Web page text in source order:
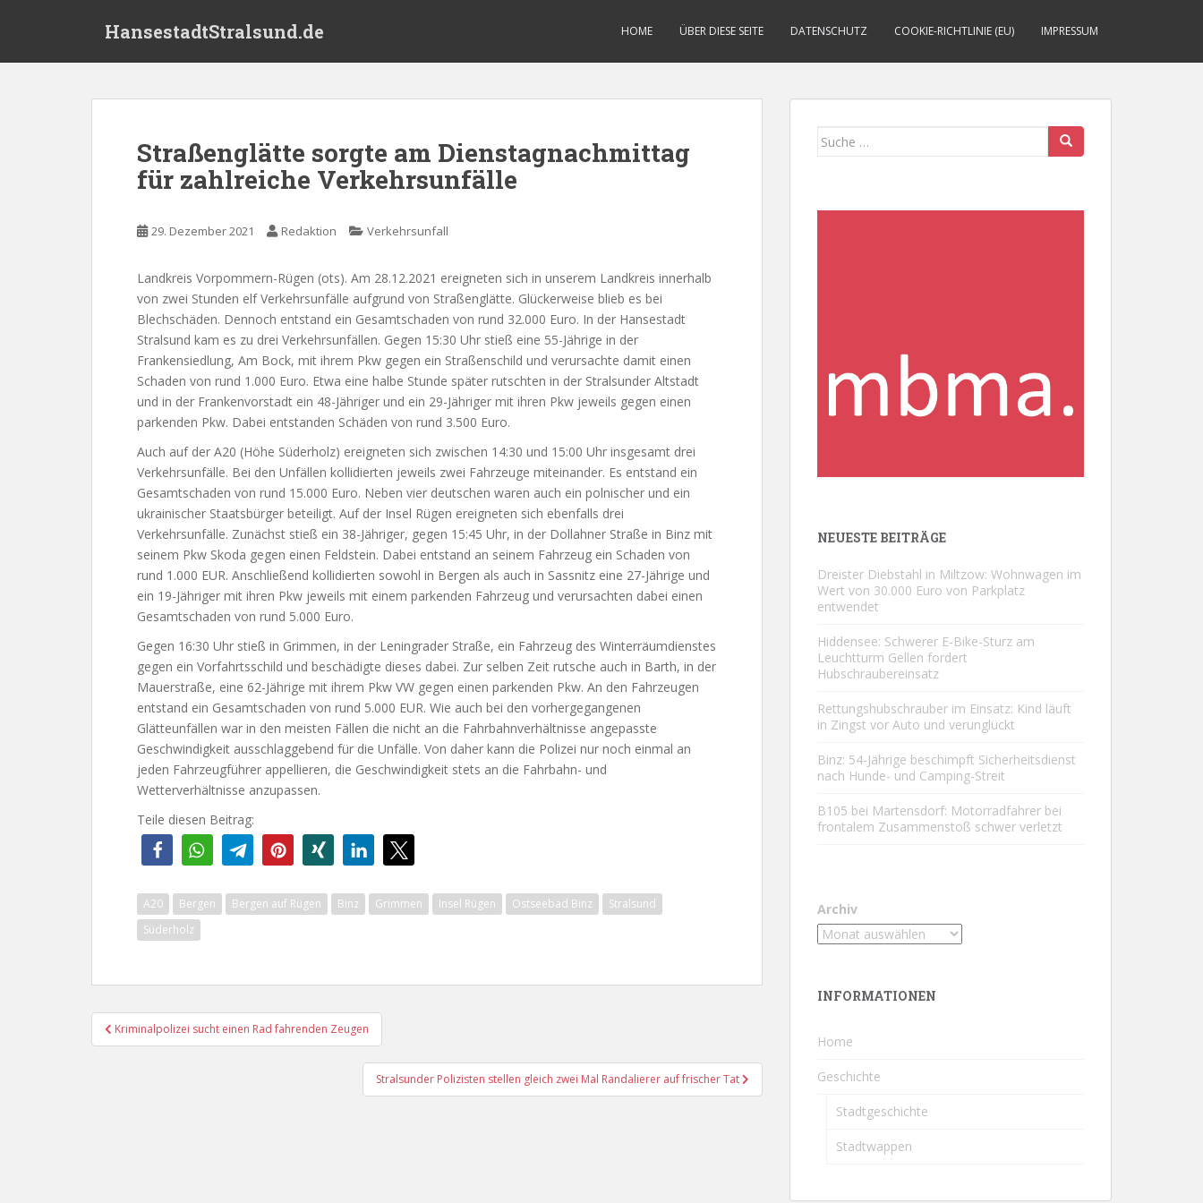
HansestadtStralsund.de HOME ÜBER DIESE SEITE DATENSCHUTZ COOKIE-RICHTLINIE (EU) IMPRESSUM
Straßenglätte sorgte am Dienstagnachmittag
für zahlreiche Verkehrsunfälle
29. Dezember 2021 Redaktion Verkehrsunfall
Landkreis Vorpommern-Rügen (ots). Am 28.12.2021 ereigneten sich in unserem Landkreis innerhalb
von zwei Stunden elf Verkehrsunfälle aufgrund von Straßenglätte. Glückerweise blieb es bei
Blechschäden. Dennoch entstand ein Gesamtschaden von rund 32.000 Euro. In der Hansestadt
Stralsund kam es zu drei Verkehrsunfällen. Gegen 15:30 Uhr stieß eine 55-Jährige in der
Frankensiedlung, Am Bock, mit ihrem Pkw gegen ein Straßenschild und verursachte damit einen
Schaden von rund 1.000 Euro. Etwa eine halbe Stunde später rutschten in der Stralsunder Altstadt
und in der Frankenvorstadt ein 48-Jähriger und ein 29-Jähriger mit ihren Pkw jeweils gegen einen
parkenden Pkw. Dabei entstanden Schäden von rund 3.500 Euro.
Auch auf der A20 (Höhe Süderholz) ereigneten sich zwischen 14:30 und 15:00 Uhr insgesamt drei
Verkehrsunfälle. Bei den Unfällen kollidierten jeweils zwei Fahrzeuge miteinander. Es entstand ein
Gesamtschaden von rund 15.000 Euro. Neben vier deutschen waren auch ein polnischer und ein
ukrainischer Staatsbürger beteiligt. Auf der Insel Rügen ereigneten sich ebenfalls drei
Verkehrsunfälle. Zunächst stieß ein 38-Jähriger, gegen 15:45 Uhr, in der Dollahner Straße in Binz mit
seinem Pkw Skoda gegen einen Feldstein. Dabei entstand an seinem Fahrzeug ein Schaden von
rund 1.000 EUR. Anschließend kollidierten sowohl in Bergen als auch in Sassnitz eine 27-Jährige und
ein 19-Jähriger mit ihren Pkw jeweils mit einem parkenden Fahrzeug und verursachten dabei einen
Gesamtschaden von rund 5.000 Euro.
Gegen 16:30 Uhr stieß in Grimmen, in der Leningrader Straße, ein Fahrzeug des Winterräumdienstes
gegen ein Vorfahrtsschild und beschädigte dieses dabei. Zur selben Zeit rutsche auch in Barth, in der
Mauerstraße, eine 62-Jährige mit ihrem Pkw VW gegen einen parkenden Pkw. An den Fahrzeugen
entstand ein Gesamtschaden von rund 5.000 EUR. Wie auch bei den vorhergegangenen
Glätteunfällen war in den meisten Fällen die nicht an die Fahrbahnverhältnisse angepasste
Geschwindigkeit ausschlaggebend für die Unfälle. Von daher kann die Polizei nur noch einmal an
jeden Fahrzeugführer appellieren, die Geschwindigkeit stets an die Fahrbahn- und
Wetterverhältnisse anzupassen.
Teile diesen Beitrag:
A20 Bergen Bergen auf Rügen Binz Grimmen Insel Rügen Ostseebad Binz
Stralsund
Süderholz
Beitragsnavigation
Kriminalpolizei sucht einen Rad fahrenden Zeugen
Stralsunder Polizisten stellen gleich zwei Mal Randalierer auf frischer Tat
Suche
NEUESTE BEITRÄGE
Dreister Diebstahl in Miltzow: Wohnwagen im
Wert von 30.000 Euro von Parkplatz
entwendet
Hiddensee: Schwerer E-Bike-Sturz am
Leuchtturm Gellen fordert
Hubschraubereinsatz
Rettungshubschrauber im Einsatz: Kind läuft
in Zingst vor Auto und verunglückt
Binz: 54-Jährige beschimpft Sicherheitsdienst
nach Hunde- und Camping-Streit
B105 bei Martensdorf: Motorradfahrer bei
frontalem Zusammenstoß schwer verletzt
Archiv
INFORMATIONEN
Home
Geschichte
Stadtgeschichte
Stadtwappen